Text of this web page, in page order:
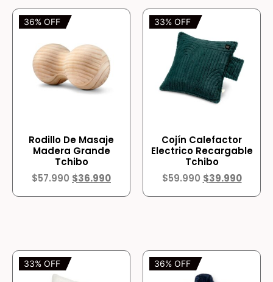
36% OFF
Rodillo De Masaje
Madera Grande
Tchibo
$57.990 $36.990
33% OFF
Cojín Calefactor
Electrico Recargable
Tchibo
$59.990 $39.990
33% OFF 36% OFF